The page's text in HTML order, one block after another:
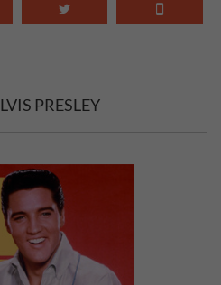
PRESLEY